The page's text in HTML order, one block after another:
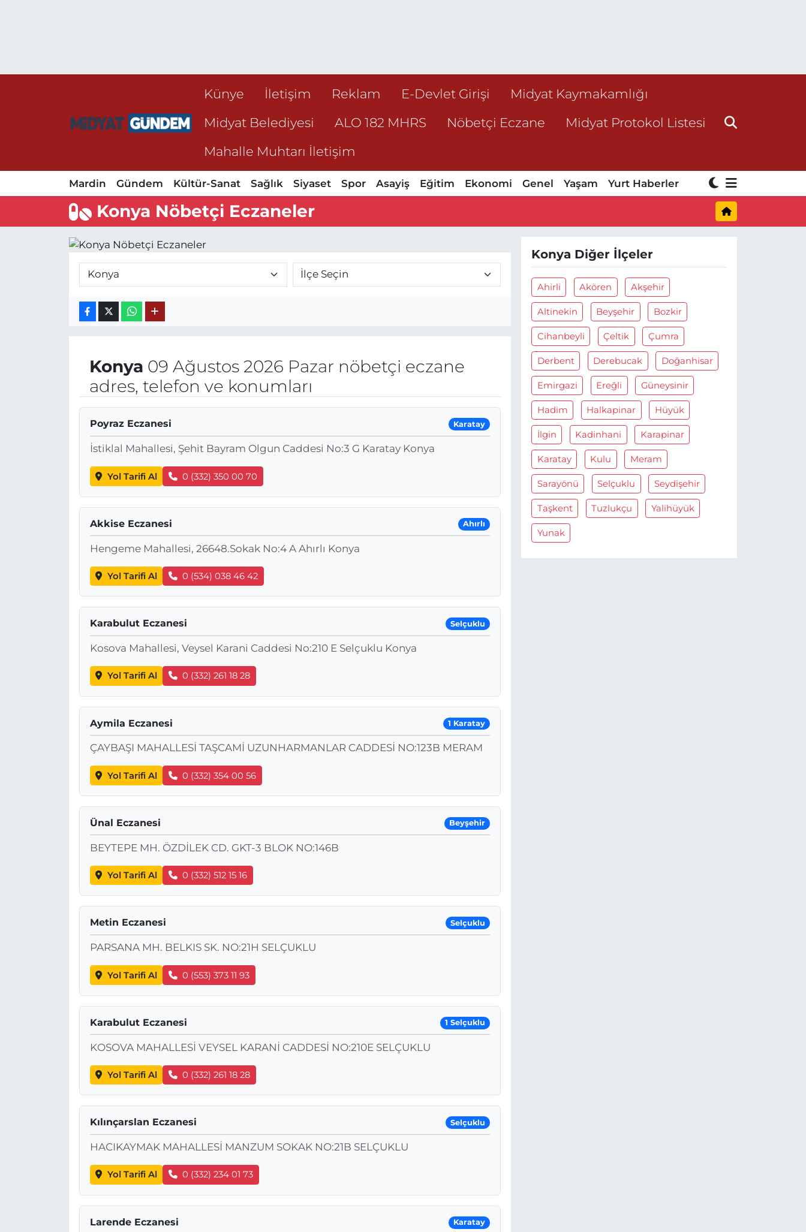
Künye İletişim Reklam E-Devlet Girişi
Midyat Kaymakamlığı
Midyat Belediyesi
ALO 182 MHRS Nöbetçi Eczane
Midyat Protokol Listesi
Mahalle Muhtarı İletişim
Mardin Gündem Kültür-Sanat Sağlık Siyaset Spor Asayiş Eğitim Ekonomi Genel Yaşam Yurt Haberler
Konya Nöbetçi Eczaneler
Konya 09 Ağustos 2026 Pazar nöbetçi eczane
adres, telefon ve konumları
Poyraz Eczanesi Karatay
İstiklal Mahallesi, Şehit Bayram Olgun Caddesi No:3 G Karatay Konya
Yol Tarifi Al 0 (332) 350 00 70
Akkise Eczanesi Ahırlı
Hengeme Mahallesi, 26648.Sokak No:4 A Ahırlı Konya
Yol Tarifi Al 0 (534) 038 46 42
Karabulut Eczanesi Selçuklu
Kosova Mahallesi, Veysel Karani Caddesi No:210 E Selçuklu Konya
Yol Tarifi Al 0 (332) 261 18 28
Aymila Eczanesi 1 Karatay
ÇAYBAŞI MAHALLESİ TAŞCAMİ UZUNHARMANLAR CADDESİ NO:123B MERAM
Yol Tarifi Al 0 (332) 354 00 56
Ünal Eczanesi Beyşehir
BEYTEPE MH. ÖZDİLEK CD. GKT-3 BLOK NO:146B
Yol Tarifi Al 0 (332) 512 15 16
Metin Eczanesi Selçuklu
PARSANA MH. BELKIS SK. NO:21H SELÇUKLU
Yol Tarifi Al 0 (553) 373 11 93
Karabulut Eczanesi 1 Selçuklu
KOSOVA MAHALLESİ VEYSEL KARANİ CADDESİ NO:210E SELÇUKLU
Yol Tarifi Al 0 (332) 261 18 28
Kılınçarslan Eczanesi Selçuklu
HACIKAYMAK MAHALLESİ MANZUM SOKAK NO:21B SELÇUKLU
Yol Tarifi Al 0 (332) 234 01 73
Larende Eczanesi Karatay
Konya Diğer İlçeler
Ahirli Akören Akşehir
Altinekin Beyşehir Bozkir
Cihanbeyli Çeltik Çumra
Derbent Derebucak Doğanhisar
Emirgazi Ereğli Güneysinir
Hadim Halkapinar Hüyük
İlgin Kadinhani Karapinar
Karatay Kulu Meram
Sarayönü Selçuklu Seydişehir
Taşkent Tuzlukçu Yalihüyük
Yunak